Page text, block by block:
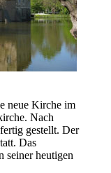
neue Kirche im
Nach
gestellt. Der
Das
seiner heutigen